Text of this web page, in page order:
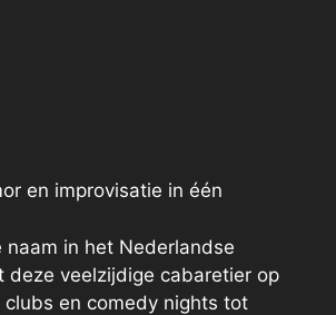
en improvisatie in één
naam in het Nederlandse
deze veelzijdige cabaretier op
en comedy nights tot